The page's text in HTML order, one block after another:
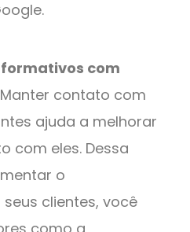
com
Manter contato com
ajuda a melhorar
com eles. Dessa
o
clientes, você